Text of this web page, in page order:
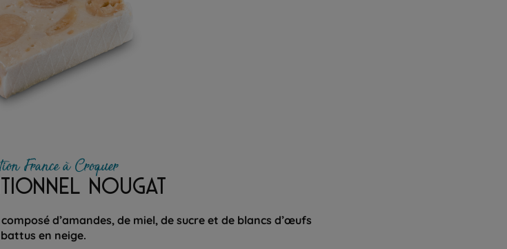
France à Croquer
NOUGAT
d’amandes, de miel, de sucre et de blancs d’œufs
battus en neige.